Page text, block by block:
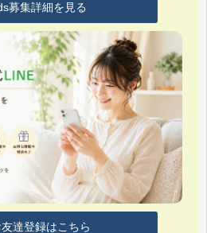
募集詳細を見る
達登録はこちら